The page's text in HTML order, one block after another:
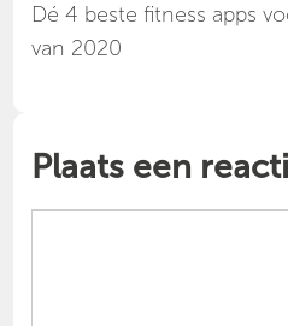
Dé 4 beste fitness apps
van 2020
Plaats een